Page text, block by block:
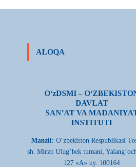
ALOQA
О‘zDSMI –
DAVLAT
SAN’AT VA
INSTITUTI
Manzil: О‘zbekiston Respublikasi
sh. Mirzo Ulug’bek tumani,
127 «A» uy. 100164